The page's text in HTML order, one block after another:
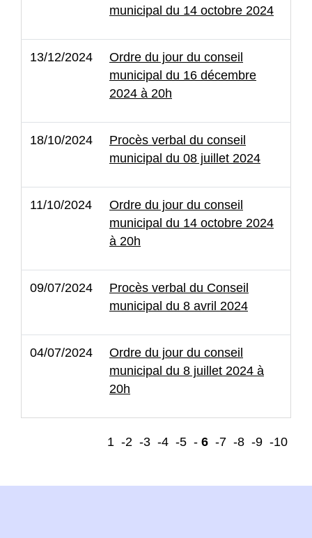
municipal du 14 octobre 2024
13/12/2024
Ordre du jour du conseil
municipal du 16 décembre
2024 à 20h
18/10/2024
Procès verbal du conseil
municipal du 08 juillet 2024
11/10/2024
Ordre du jour du conseil
municipal du 14 octobre 2024
à 20h
09/07/2024
Procès verbal du Conseil
municipal du 8 avril 2024
04/07/2024
Ordre du jour du conseil
municipal du 8 juillet 2024 à
20h
1 -2 -3 -4 -5 - 6 -7 -8 -9 -10